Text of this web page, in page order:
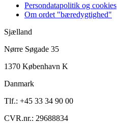
Persondatapolitik og cookies
Om ordet "bæredygtighed"
Sjælland
Nørre Søgade 35
1370 København K
Danmark
Tlf.: +45 33 34 90 00
CVR.nr.: 29688834